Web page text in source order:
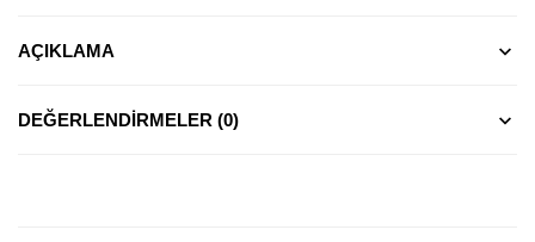
AÇIKLAMA
DEĞERLENDIRMELER (0)